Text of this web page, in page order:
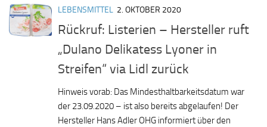
LEBENSMITTEL 2. OKTOBER 2020
Rückruf: Listerien – Hersteller ruft
„Dulano Delikatess Lyoner in
Streifen“ via Lidl zurück
Hinweis vorab: Das Mindesthaltbarkeitsdatum war
der 23.09.2020 – ist also bereits abgelaufen! Der
Hersteller Hans Adler OHG informiert über den